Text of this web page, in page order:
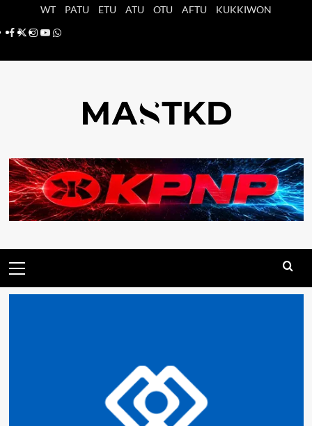
WT PATU ETU ATU OTU AFTU
KUKKIWON
Facebook
X Instagram
YouTube
Whatsapp
principal